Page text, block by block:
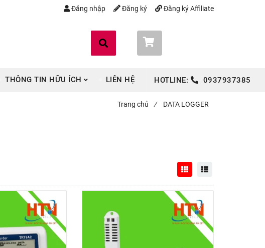
Đăng nhập Đăng ký Đăng ký Affiliate
THÔNG TIN HỮU ÍCH LIÊN HỆ HOTLINE: 0937937385
Trang chủ / DATA LOGGER